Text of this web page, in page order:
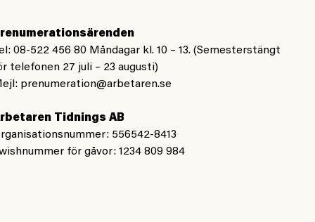
08-522 456 80 Måndagar kl. 10 – 13. (Semesterstängt
telefonen 27 juli – 23 augusti)
prenumeration@arbetaren.se
Tidnings AB
556542-8413
för gåvor: 1234 809 984